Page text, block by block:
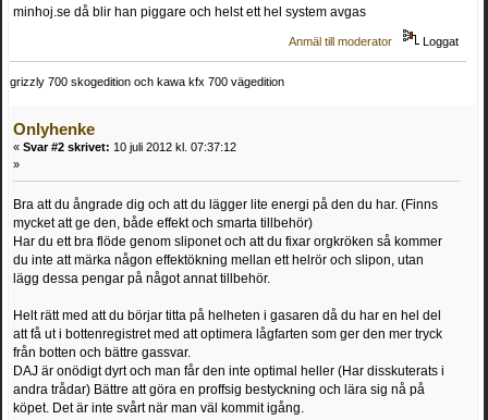
minhoj.se då blir han piggare och helst ett hel system avgas
Anmäl till moderator Loggat
grizzly 700 skogedition och kawa kfx 700 vägedition
Onlyhenke
« Svar #2 skrivet: 10 juli 2012 kl. 07:37:12
»
Bra att du ångrade dig och att du lägger lite energi på den du har. (Finns
mycket att ge den, både effekt och smarta tillbehör)
Har du ett bra flöde genom sliponet och att du fixar orgkröken så kommer
du inte att märka någon effektökning mellan ett helrör och slipon, utan
lägg dessa pengar på något annat tillbehör.
Helt rätt med att du börjar titta på helheten i gasaren då du har en hel del
att få ut i bottenregistret med att optimera lågfarten som ger den mer tryck
från botten och bättre gassvar.
DAJ är onödigt dyrt och man får den inte optimal heller (Har disskuterats i
andra trådar) Bättre att göra en proffsig bestyckning och lära sig nå på
köpet. Det är inte svårt när man väl kommit igång.